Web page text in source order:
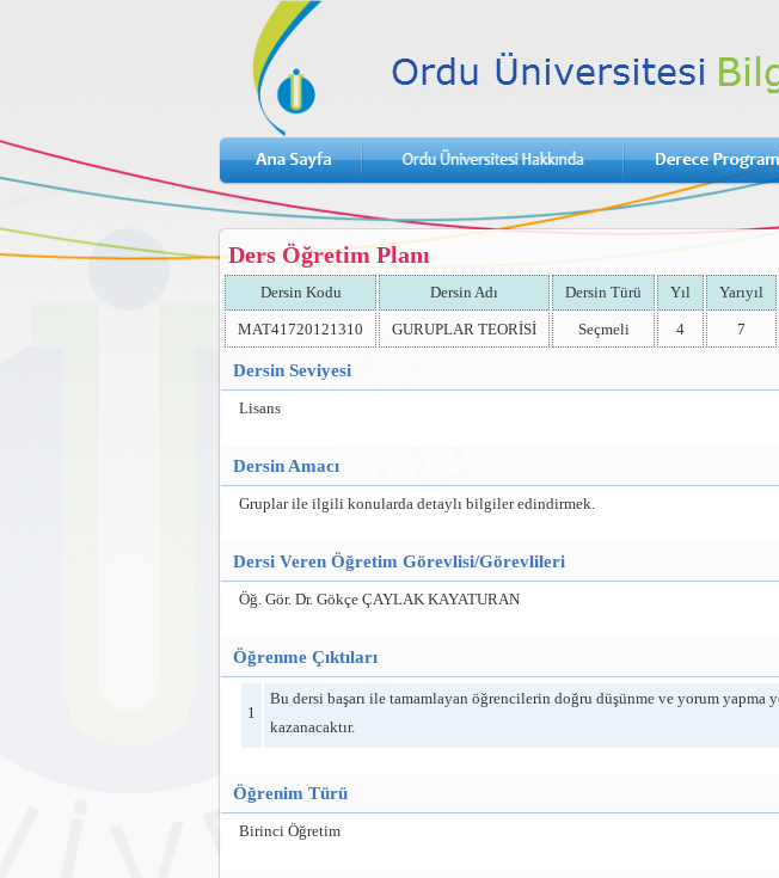
Ders Öğretim Planı
Dersin Kodu Dersin Adı Dersin Türü Yıl Yarıyıl
MAT41720121310 GURUPLAR TEORİSİ Seçmeli 4 7
Dersin Seviyesi
Lisans
Dersin Amacı
Gruplar ile ilgili konularda detaylı bilgiler edindirmek.
Dersi Veren Öğretim Görevlisi/Görevlileri
Öğ. Gör. Dr. Gökçe ÇAYLAK KAYATURAN
Öğrenme Çıktıları
1
Bu dersi başarı ile tamamlayan öğrencilerin doğru düşünme ve yorum
kazanacaktır.
Öğrenim Türü
Birinci Öğretim